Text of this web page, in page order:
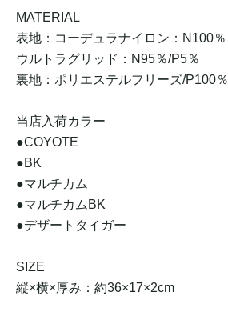
MATERIAL
表地：コーデュラナイロン：N100％
ウルトラグリッド：N95％/P5％
裏地：ポリエステルフリーズ/P100％
当店入荷カラー
●COYOTE
●BK
●マルチカム
●マルチカムBK
●デザートタイガー
SIZE
縦×横×厚み：約36×17×2cm